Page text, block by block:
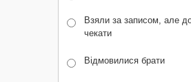
Взяли за записом, але
чекати
Відмовилися брати